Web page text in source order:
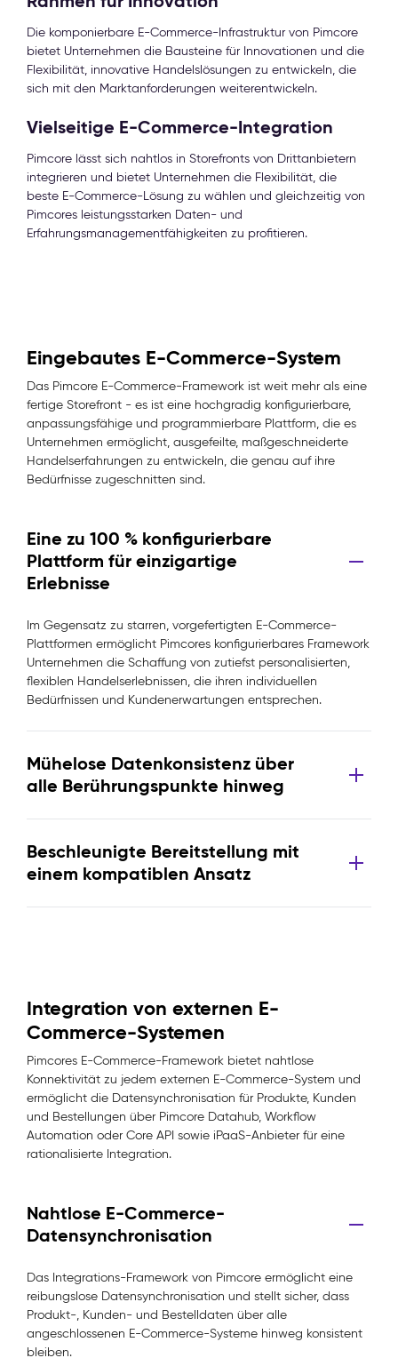
Die komponierbare E-Commerce-Infrastruktur von Pimcore
bietet Unternehmen die Bausteine für Innovationen und die
Flexibilität, innovative Handelslösungen zu entwickeln, die
sich mit den Marktanforderungen weiterentwickeln.
Vielseitige E-Commerce-Integration
Pimcore lässt sich nahtlos in Storefronts von Drittanbietern
integrieren und bietet Unternehmen die Flexibilität, die
beste E-Commerce-Lösung zu wählen und gleichzeitig von
Pimcores leistungsstarken Daten- und
Erfahrungsmanagementfähigkeiten zu profitieren.
Eingebautes E-Commerce-System
Das Pimcore E-Commerce-Framework ist weit mehr als eine
fertige Storefront - es ist eine hochgradig konfigurierbare,
anpassungsfähige und programmierbare Plattform, die es
Unternehmen ermöglicht, ausgefeilte, maßgeschneiderte
Handelserfahrungen zu entwickeln, die genau auf ihre
Bedürfnisse zugeschnitten sind.
Eine zu 100 % konfigurierbare
Plattform für einzigartige
Erlebnisse
Im Gegensatz zu starren, vorgefertigten E-Commerce-
Plattformen ermöglicht Pimcores konfigurierbares Framework
Unternehmen die Schaffung von zutiefst personalisierten,
flexiblen Handelserlebnissen, die ihren individuellen
Bedürfnissen und Kundenerwartungen entsprechen.
Mühelose Datenkonsistenz über
alle Berührungspunkte hinweg
Beschleunigte Bereitstellung mit
einem kompatiblen Ansatz
Integration von externen E-
Commerce-Systemen
Pimcores E-Commerce-Framework bietet nahtlose
Konnektivität zu jedem externen E-Commerce-System und
ermöglicht die Datensynchronisation für Produkte, Kunden
und Bestellungen über Pimcore Datahub, Workflow
Automation oder Core API sowie iPaaS-Anbieter für eine
rationalisierte Integration.
Nahtlose E-Commerce-
Datensynchronisation
Das Integrations-Framework von Pimcore ermöglicht eine
reibungslose Datensynchronisation und stellt sicher, dass
Produkt-, Kunden- und Bestelldaten über alle
angeschlossenen E-Commerce-Systeme hinweg konsistent
bleiben.